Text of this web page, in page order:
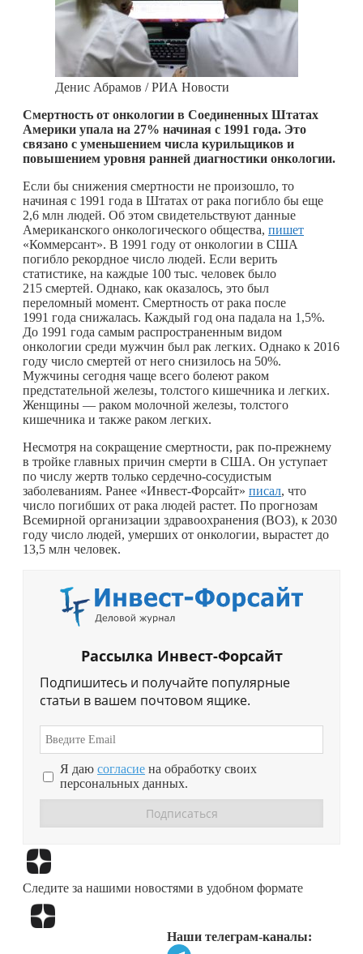
Денис Абрамов / РИА Новости
Смертность от онкологии в Соединенных Штатах
Америки упала на 27% начиная с 1991 года. Это
связано с уменьшением числа курильщиков и
повышением уровня ранней диагностики онкологии.
Если бы снижения смертности не произошло, то
начиная с 1991 года в Штатах от рака погибло бы еще
2,6 млн людей. Об этом свидетельствуют данные
Американского онкологического общества, пишет
«Коммерсант». В 1991 году от онкологии в США
погибло рекордное число людей. Если верить
статистике, на каждые 100 тыс. человек было
215 смертей. Однако, как оказалось, это был
переломный момент. Смертность от рака после
1991 года снижалась. Каждый год она падала на 1,5%.
До 1991 года самым распространенным видом
онкологии среди мужчин был рак легких. Однако к 2016
году число смертей от него снизилось на 50%.
Мужчины сегодня чаще всего болеют раком
предстательной железы, толстого кишечника и легких.
Женщины — раком молочной железы, толстого
кишечника и также раком легких.
Несмотря на сокращение смертности, рак по-прежнему
в тройке главных причин смерти в США. Он уступает
по числу жертв только сердечно-сосудистым
заболеваниям. Ранее «Инвест-Форсайт» писал, что
число погибших от рака людей растет. По прогнозам
Всемирной организации здравоохранения (ВОЗ), к 2030
году число людей, умерших от онкологии, вырастет до
13,5 млн человек.
Рассылка Инвест-Форсайт
Подпишитесь и получайте популярные
статьи в вашем почтовом ящике.
Я даю согласие на обработку своих
персональных данных.
Следите за нашими новостями в удобном формате
Наши телеграм-каналы: